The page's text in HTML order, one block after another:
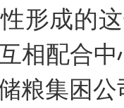
形成的
相配合
粮集困